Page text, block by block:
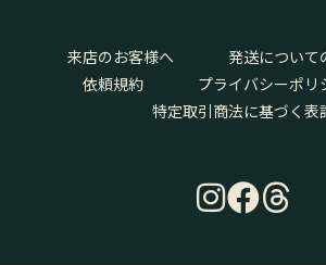
来店のお客様へ
発送について
依頼規約
プライバシーポリ
特定取引商法に基づく表